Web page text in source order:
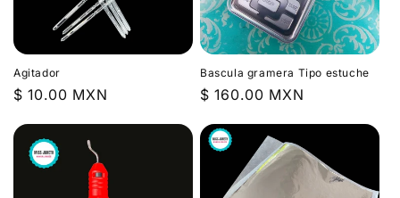
Agitador
Precio
$ 10.00 MXN
Bascula gramera Tipo estuche
Precio
$ 160.00 MXN